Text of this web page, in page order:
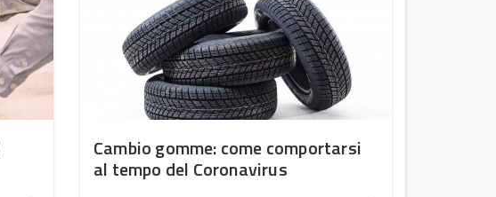
Cambio gomme: come comportarsi
al tempo del Coronavirus